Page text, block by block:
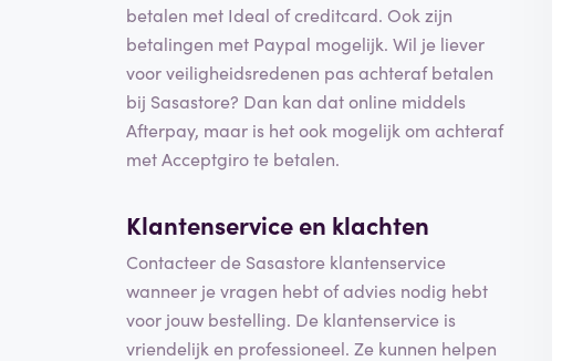
betalen met Ideal of creditcard. Ook zijn
betalingen met Paypal mogelijk. Wil je liever
voor veiligheidsredenen pas achteraf betalen
bij Sasastore? Dan kan dat online middels
Afterpay, maar is het ook mogelijk om achteraf
met Acceptgiro te betalen.
Klantenservice en klachten
Contacteer de Sasastore klantenservice
wanneer je vragen hebt of advies nodig hebt
voor jouw bestelling. De klantenservice is
vriendelijk en professioneel. Ze kunnen helpen